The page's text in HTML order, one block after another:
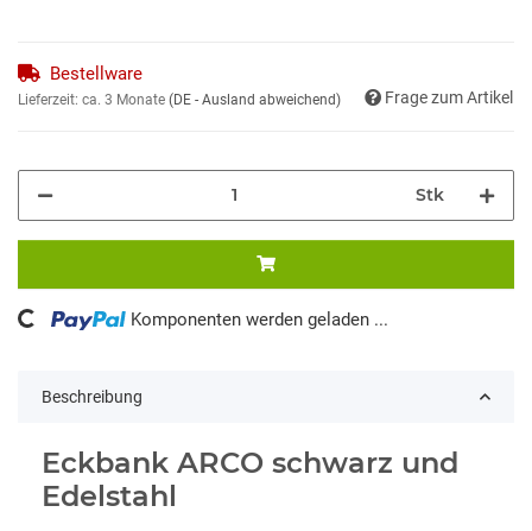
Bestellware
Lieferzeit: ca. 3 Monate (DE - Ausland abweichend) Frage zum Artikel
Stk
Komponenten werden geladen ...
Beschreibung
Eckbank ARCO schwarz und
Edelstahl